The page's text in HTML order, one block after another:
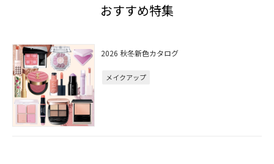
おすすめ特集
2026 秋冬新色カタログ
メイクアップ